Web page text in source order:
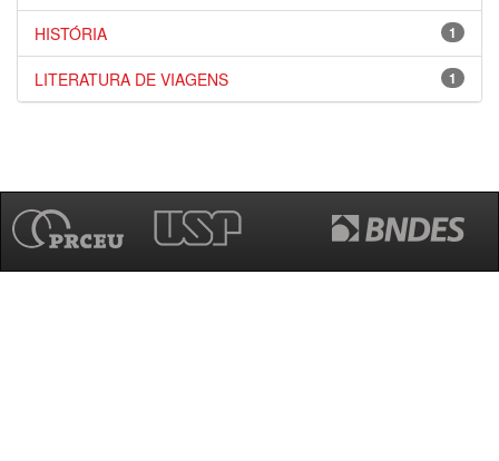
1
HISTÓRIA
1
LITERATURA DE VIAGENS